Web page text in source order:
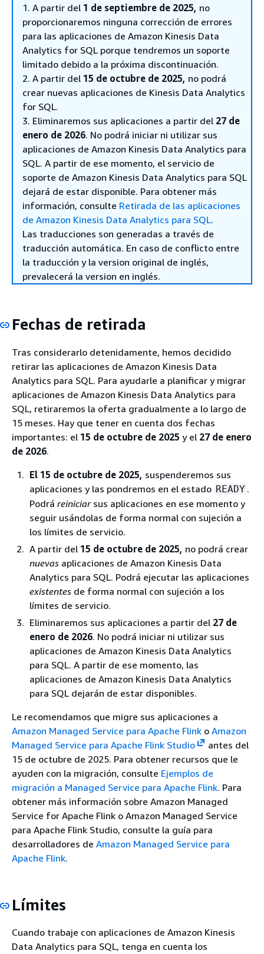
1. A partir del 1 de septiembre de 2025, no
proporcionaremos ninguna corrección de errores
para las aplicaciones de Amazon Kinesis Data
Analytics for SQL porque tendremos un soporte
limitado debido a la próxima discontinuación.
2. A partir del 15 de octubre de 2025, no podrá
crear nuevas aplicaciones de Kinesis Data Analytics
for SQL.
3. Eliminaremos sus aplicaciones a partir del 27 de
enero de 2026. No podrá iniciar ni utilizar sus
aplicaciones de Amazon Kinesis Data Analytics para
SQL. A partir de ese momento, el servicio de
soporte de Amazon Kinesis Data Analytics para SQL
dejará de estar disponible. Para obtener más
información, consulte Retirada de las aplicaciones
de Amazon Kinesis Data Analytics para SQL.
Las traducciones son generadas a través de
traducción automática. En caso de conflicto entre
la traducción y la version original de inglés,
prevalecerá la version en inglés.
Fechas de retirada
Tras considerarlo detenidamente, hemos decidido
retirar las aplicaciones de Amazon Kinesis Data
Analytics para SQL. Para ayudarle a planificar y migrar
aplicaciones de Amazon Kinesis Data Analytics para
SQL, retiraremos la oferta gradualmente a lo largo de
15 meses. Hay que tener en cuenta dos fechas
importantes: el 15 de octubre de 2025 y el 27 de enero
de 2026.
El 15 de octubre de 2025, suspenderemos sus
aplicaciones y las pondremos en el estado READY .
Podrá reiniciarsus aplicaciones en ese momento y
seguir usándolas de forma normal con sujeción a
los límites de servicio.
A partir del 15 de octubre de 2025, no podrá crear
nuevas aplicaciones de Amazon Kinesis Data
Analytics para SQL. Podrá ejecutar las aplicaciones
existentes de forma normal con sujeción a los
límites de servicio.
Eliminaremos sus aplicaciones a partir del 27 de
enero de 2026. No podrá iniciar ni utilizar sus
aplicaciones de Amazon Kinesis Data Analytics
para SQL. A partir de ese momento, las
aplicaciones de Amazon Kinesis Data Analytics
para SQL dejarán de estar disponibles.
Le recomendamos que migre sus aplicaciones a
Amazon Managed Service para Apache Flink o Amazon
Managed Service para Apache Flink Studio
antes del
15 de octubre de 2025. Para obtener recursos que le
ayuden con la migración, consulte Ejemplos de
migración a Managed Service para Apache Flink. Para
obtener más información sobre Amazon Managed
Service for Apache Flink o Amazon Managed Service
para Apache Flink Studio, consulte la guía para
desarrolladores de Amazon Managed Service para
Apache Flink.
Límites
Cuando trabaje con aplicaciones de Amazon Kinesis
Data Analytics para SQL, tenga en cuenta los